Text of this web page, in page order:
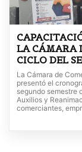
LA CÁMARA
CICLO DEL
La Cámara de
presentó el
segundo semestre
Auxilios y
comerciantes,